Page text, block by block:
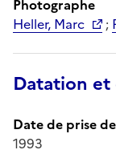
Photographe
Heller, Marc
;
Datation et
Date de prise
1993